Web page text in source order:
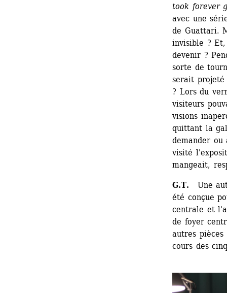
took forever
avec une
de Guattari.
invisible ?
devenir ?
sorte de
serait projeté
? Lors du
visiteurs
visions
quittant la
demander ou
visité
mangeait,
G.T.
Une
été conçue
centrale et
de foyer
autres pièces
cours des